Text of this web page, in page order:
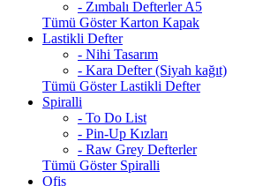
- Zımbalı Defterler A5
Tümü Göster Karton Kapak
Lastikli Defter
- Nihi Tasarım
- Kara Defter (Siyah kağıt)
Tümü Göster Lastikli Defter
Spiralli
- To Do List
- Pin-Up Kızları
- Raw Grey Defterler
Tümü Göster Spiralli
Ofis